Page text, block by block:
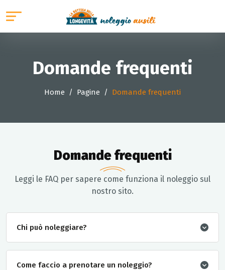
Domande frequenti
Home Pagine Domande frequenti
Domande frequenti
Leggi le FAQ per sapere come funziona il noleggio sul
nostro sito.
Chi può noleggiare?
Come faccio a prenotare un noleggio?